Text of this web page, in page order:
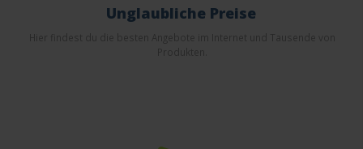
Unglaubliche Preise